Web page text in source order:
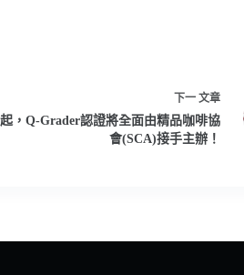
下一 文章
，Q-Grader認證將全面由精品咖啡協
會(SCA)接手主辦！